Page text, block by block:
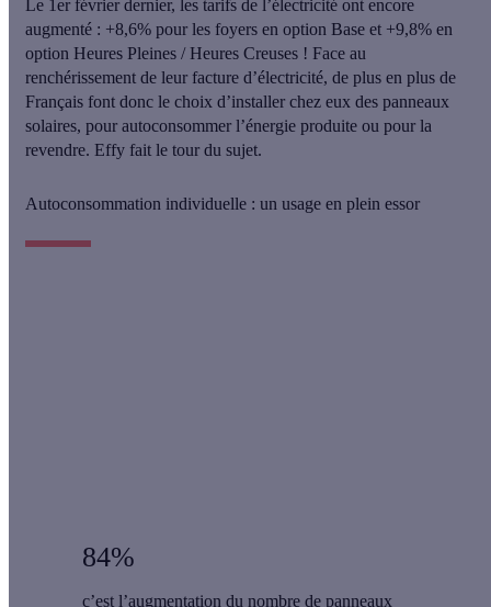
Le 1er février dernier, les tarifs de l’électricité ont encore
augmenté : +8,6% pour les foyers en option Base et +9,8% en
option Heures Pleines / Heures Creuses ! Face au
renchérissement de leur facture d’électricité, de plus en plus de
Français font donc le choix d’installer chez eux des panneaux
solaires, pour autoconsommer l’énergie produite ou pour la
revendre. Effy fait le tour du sujet.
Autoconsommation individuelle : un usage en plein essor
84%
c’est l’augmentation du nombre de panneaux